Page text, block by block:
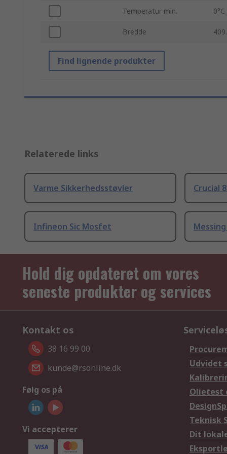
Temperatur min. 0°C
Bredde
Find lignende produkter
Relaterede links
Varme Sikkerhedsstøvler Crucial
Infineon Sic Mosfet
Hold dig opdateret om vores
seneste produkter og services
Kontakt os
38 16 99 00
kunde@rsonline.dk
Følg os på
Vi accepterer
Udvidet
Olietest
Teknisk
Dit